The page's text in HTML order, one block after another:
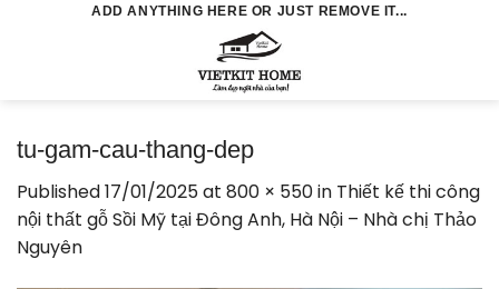
ADD ANYTHING HERE OR JUST REMOVE IT...
tu-gam-cau-thang-dep
Published17/01/2025at 800 × 550in Thiết kế thi công
nội thất gỗ Sồi Mỹ tại Đông Anh, Hà Nội – Nhà chị Thảo
Nguyên